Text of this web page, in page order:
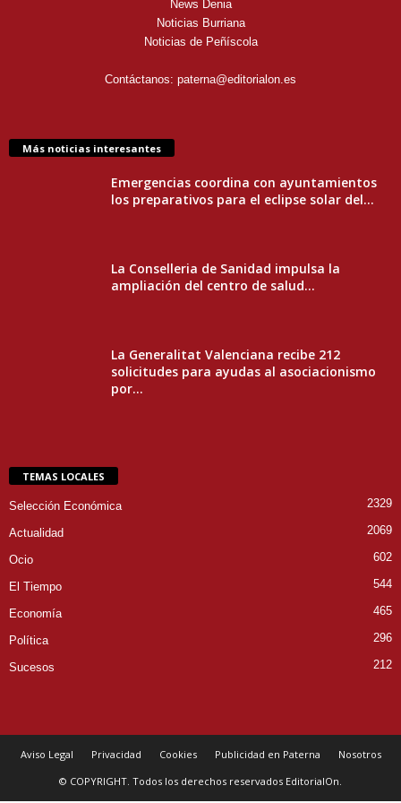
News Denia
Noticias Burriana
Noticias de Peñíscola
Contáctanos: paterna@editorialon.es
Más noticias interesantes
Emergencias coordina con ayuntamientos
los preparativos para el eclipse solar del...
La Conselleria de Sanidad impulsa la
ampliación del centro de salud...
La Generalitat Valenciana recibe 212
solicitudes para ayudas al asociacionismo
por...
TEMAS LOCALES
Selección Económica 2329
Actualidad 2069
Ocio 602
El Tiempo 544
Economía 465
Política 296
Sucesos 212
Aviso Legal Privacidad Cookies Publicidad en Paterna
Nosotros
© COPYRIGHT. Todos los derechos reservados EditorialOn.